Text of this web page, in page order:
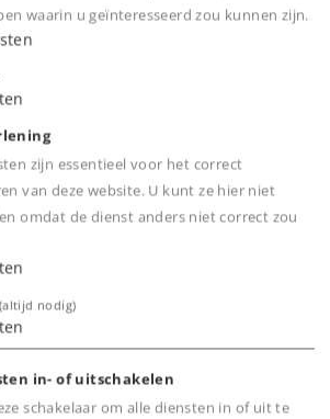
up - Afdelingsrijtuig tweede
2.
fabriek.
Online kopen
waarin u geïnteresseerd zou kunnen zijn.
zijn essentieel voor het correct
van deze website. U kunt ze hier niet
omdat de dienst anders niet correct zou
(altijd nodig)
in- of uitschakelen
schakelaar om alle diensten in of uit te